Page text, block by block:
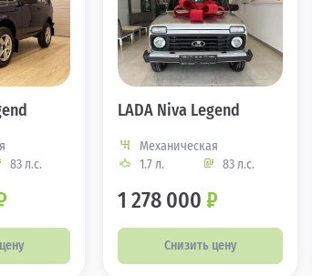
83 л.с.
LADA Niva Legend
Механическая
1.7 л.
83 л.с.
1 278 000 ₽
Снизить цену